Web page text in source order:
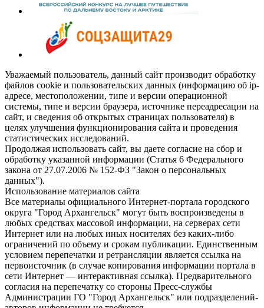
Уважаемый пользователь, данный сайт производит обработку
файлов cookie и пользовательских данных (информацию об ip-
адресе, местоположении, типе и версии операционной
системы, типе и версии браузера, источнике переадресации на
сайт, и сведения об открытых страницах пользователя) в
целях улучшения функционирования сайта и проведения
статистических исследований.
Продолжая использовать сайт, вы даете согласие на сбор и
обработку указанной информации (Статья 6 Федерального
закона от 27.07.2006 № 152-ФЗ "Закон о персональных
данных").
Использование материалов сайта
Все материалы официального Интернет-портала городского
округа "Город Архангельск" могут быть воспроизведены в
любых средствах массовой информации, на серверах сети
Интернет или на любых иных носителях без каких-либо
ограничений по объему и срокам публикации. Единственным
условием перепечатки и ретрансляции является ссылка на
первоисточник (в случае копирования информации портала в
сети Интернет — интерактивная ссылка). Предварительного
согласия на перепечатку со стороны Пресс-службы
Администрации ГО "Город Архангельск" или подразделений-